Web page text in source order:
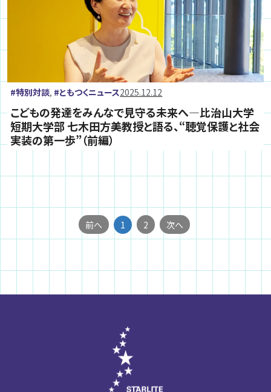
特別対談, ともつくニュース2025.12.12
こどもの発達をみんなで見守る未来へ―比治山大学
短期大学部 七木田方美教授と語る、“聴覚保護と社会
実装の第一歩”（前編）
前へ 1 2 次へ